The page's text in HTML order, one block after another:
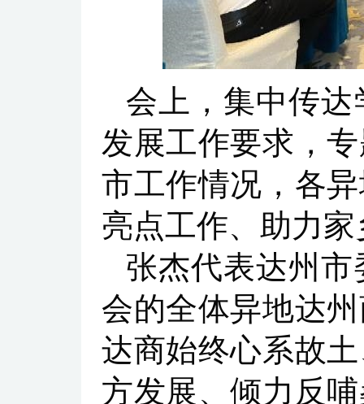
会上，集中传
发展工作要求，
市工作情况，各
亮点工作、助力
张杰代表达州
会的全体异地达
达商始终心系故
方发展、倾力反